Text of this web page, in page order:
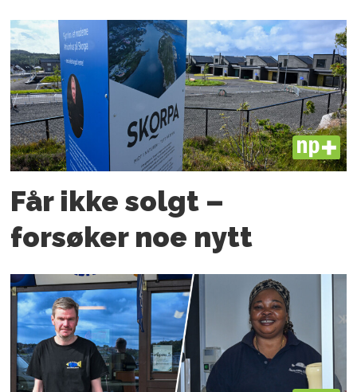
PLUS
Får ikke solgt –
forsøker noe nytt